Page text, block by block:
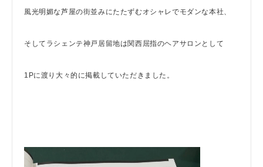
風光明媚な芦屋の街並みにたたずむオシャレでモダンな本社、
そしてラシェンテ神戸居留地は関西屈指のヘアサロンとして
1Pに渡り大々的に掲載していただきました。